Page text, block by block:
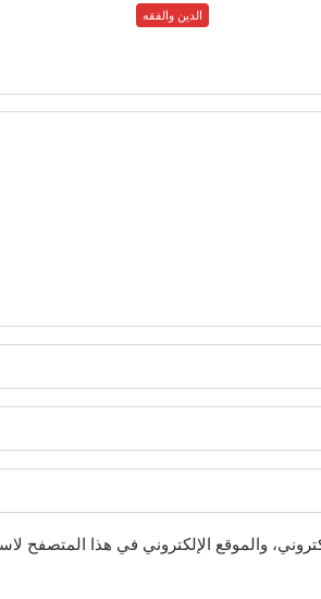
الدين والفقه
والموقع الإلكتروني في هذا المتصفح